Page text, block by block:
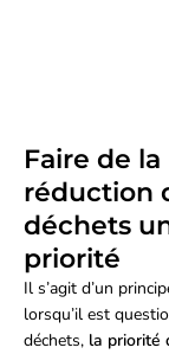
Faire de la
réduction
déchets
priorité
Il s’agit d’un
lorsqu’il est
déchets, la priorité